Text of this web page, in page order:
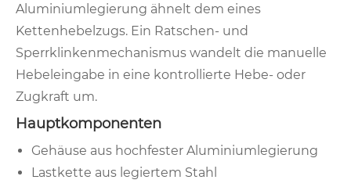
Aluminiumlegierung ähnelt dem eines
Kettenhebelzugs. Ein Ratschen- und
Sperrklinkenmechanismus wandelt die manuelle
Hebeleingabe in eine kontrollierte Hebe- oder
Zugkraft um.
Hauptkomponenten
Gehäuse aus hochfester Aluminiumlegierung
Lastkette aus legiertem Stahl